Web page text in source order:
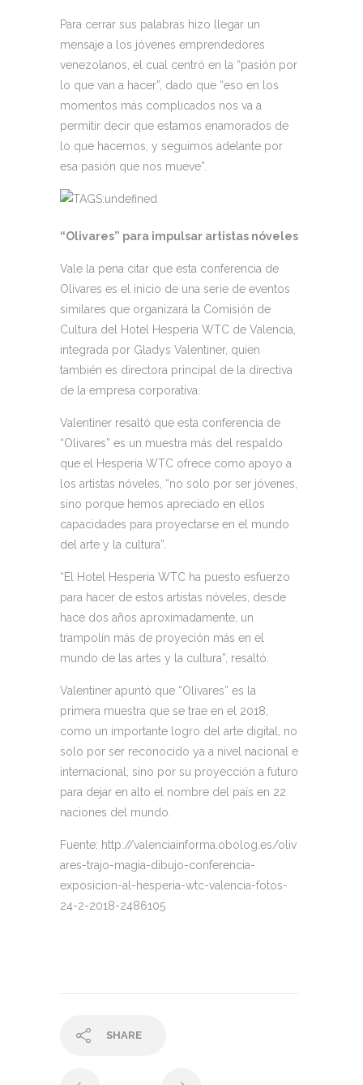
Para cerrar sus palabras hizo llegar un
mensaje a los jóvenes emprendedores
venezolanos, el cual centró en la “pasión por
lo que van a hacer”, dado que “eso en los
momentos más complicados nos va a
permitir decir que estamos enamorados de
lo que hacemos, y seguimos adelante por
esa pasión que nos mueve”.
“Olivares” para impulsar artistas nóveles
Vale la pena citar que esta conferencia de
Olivares es el inicio de una serie de eventos
similares que organizará la Comisión de
Cultura del Hotel Hesperia WTC de Valencia,
integrada por Gladys Valentiner, quien
también es directora principal de la directiva
de la empresa corporativa.
Valentiner resaltó que esta conferencia de
“Olivares” es un muestra más del respaldo
que el Hesperia WTC ofrece como apoyo a
los artistas nóveles, “no solo por ser jóvenes,
sino porque hemos apreciado en ellos
capacidades para proyectarse en el mundo
del arte y la cultura”.
“El Hotel Hesperia WTC ha puesto esfuerzo
para hacer de estos artistas nóveles, desde
hace dos años aproximadamente, un
trampolín más de proyeción más en el
mundo de las artes y la cultura”, resaltó.
Valentiner apuntó que “Olivares” es la
primera muestra que se trae en el 2018,
como un importante logro del arte digital, no
solo por ser reconocido ya a nivel nacional e
internacional, sino por su proyección a futuro
para dejar en alto el nombre del país en 22
naciones del mundo.
Fuente: http://valenciainforma.obolog.es/oliv
ares-trajo-magia-dibujo-conferencia-
exposicion-al-hesperia-wtc-valencia-fotos-
24-2-2018-2486105
SHARE